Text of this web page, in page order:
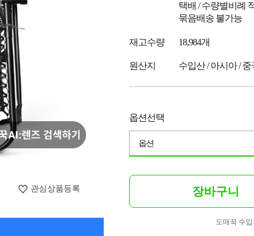
관심상품등록
택배 / 수량별비례
묶음배송 불가능
재고수량 18,984개
원산지 수입산 / 아시아 / 중
옵션선택
옵션
장바구니
도매꾹 수